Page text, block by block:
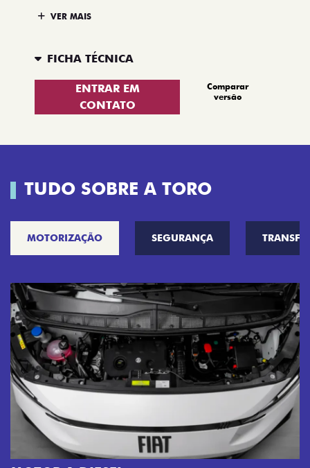
VER MAIS
FICHA TÉCNICA
ENTRAR EM
CONTATO
Comparar
versão
TUDO SOBRE A TORO
MOTORIZAÇÃO SEGURANÇA